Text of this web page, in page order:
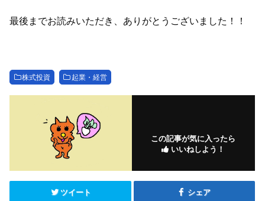
最後までお読みいただき、ありがとうございました！！
株式投資 起業・経営
この記事が気に入ったら
いいねしよう！
ツイート シェア